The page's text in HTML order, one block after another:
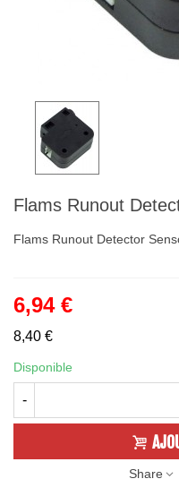
Flams Runout
Flams Runout Detector
6,94 €
8,40 €
Disponible
-
Share